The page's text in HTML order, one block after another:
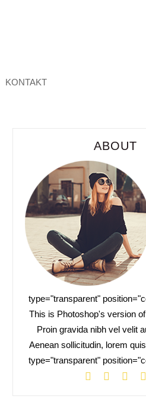
KONTAKT
ABOUT
type="transparent"
This is Photoshop's version
Proin gravida nibh vel velit
Aenean sollicitudin, lorem
type="transparent"